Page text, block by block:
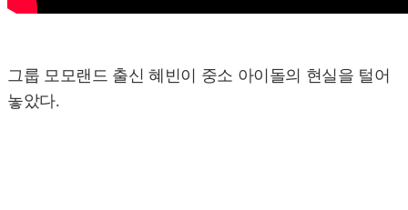
그룹 모모랜드 출신 혜빈이 중소 아이돌의 현실을 털어
놓았다.